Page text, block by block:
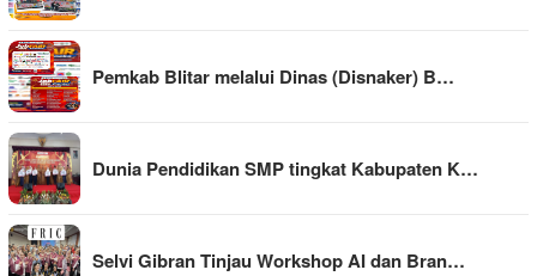
Pemkab Blitar melalui Dinas (Disnaker) B…
Dunia Pendidikan SMP tingkat Kabupaten K…
Selvi Gibran Tinjau Workshop AI dan Bran…